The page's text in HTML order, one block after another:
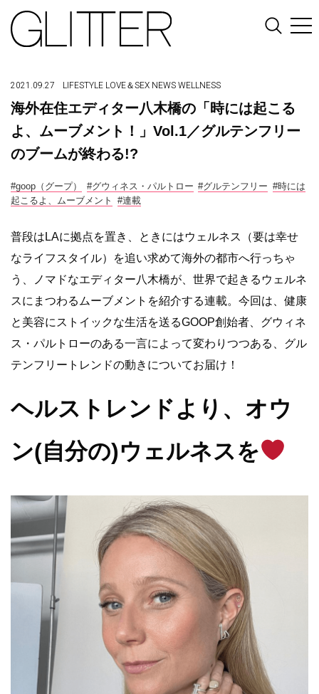
2021.09.27 LIFESTYLE LOVE＆SEX NEWSWELLNESS
海外在住エディター八木橋の「時には起こる
よ、ムーブメント！」Vol.1／グルテンフリー
のブームが終わる!?
#goop（グープ） #グウィネス・パルトロー #グルテンフリー #時には
起こるよ、ムーブメント
#連載
普段はLAに拠点を置き、ときにはウェルネス（要は幸せ
なライフスタイル）を追い求めて海外の都市へ行っちゃ
う、ノマドなエディター八木橋が、世界で起きるウェルネ
スにまつわるムーブメントを紹介する連載。今回は、健康
と美容にストイックな生活を送るGOOP創始者、グウィネ
ス・パルトローのある一言によって変わりつつある、グル
テンフリートレンドの動きについてお届け！
ヘルストレンドより、オウ
ン(自分の)ウェルネスを